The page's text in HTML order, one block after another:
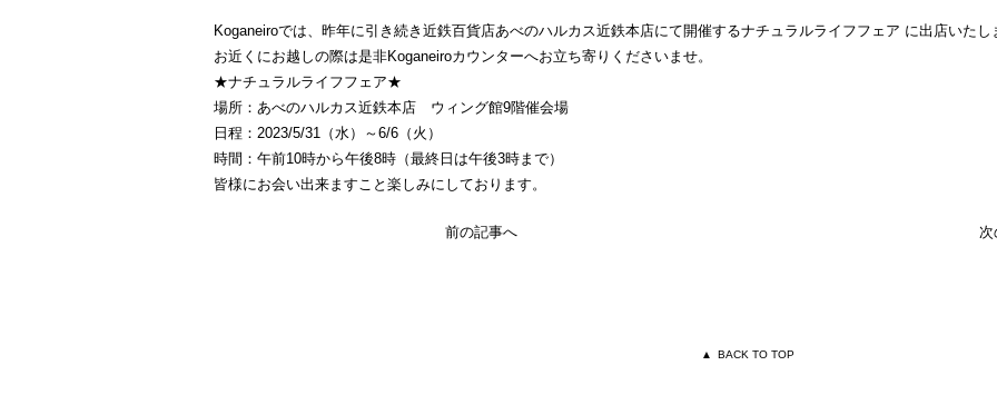
Koganeiroでは、昨年に引き続き近鉄百貨店あべのハルカス近鉄本店にて開催するナチュラルライフフェア に出店いたし
お近くにお越しの際は是非Koganeiroカウンターへお立ち寄りくださいませ。
★ナチュラルライフフェア★
場所：あべのハルカス近鉄本店 ウィング館9階催会場
日程：2023/5/31（水）～6/6（火）
時間：午前10時から午後8時（最終日は午後3時まで）
皆様にお会い出来ますこと楽しみにしております。
前の記事へ 次
▲ BACK TO TOP